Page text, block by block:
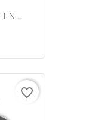
EN...
favorite_border